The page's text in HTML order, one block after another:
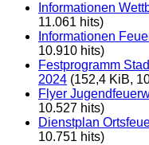
Informationen
11.061 hits)
Informationen
10.910 hits)
Festprogramm
2024 (152,4 KiB,
Flyer
10.527 hits)
Dienstplan
10.751 hits)